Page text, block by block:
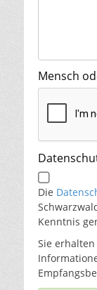
Mensch
Die
Kenntnis
Sie